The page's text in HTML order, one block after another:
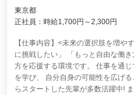
東京都
正社員：時給1,700円～2,300円
【仕事内容】<未来の選択肢を増や
に挑戦したい」 「もっと自由な働
方を応援する環境です。 仕事を通
を学び、 自分自身の可能性を広げ
らスタートした先輩が多数活躍中!